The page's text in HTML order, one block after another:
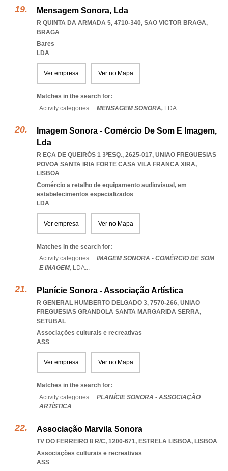
Mensagem Sonora, Lda
R QUINTA DA ARMADA 5, 4710-340, SAO VICTOR BRAGA,
BRAGA
Bares
LDA
Ver empresa Ver no Mapa
Matches in the search for:
Activity categories: ...MENSAGEM SONORA, LDA...
Imagem Sonora - Comércio De Som E Imagem,
Lda
R EÇA DE QUEIRÓS 1 3ºESQ., 2625-017, UNIAO FREGUESIAS
POVOA SANTA IRIA FORTE CASA VILA FRANCA XIRA,
LISBOA
Comércio a retalho de equipamento audiovisual, em
estabelecimentos especializados
LDA
Ver empresa Ver no Mapa
Matches in the search for:
Activity categories: ...IMAGEM SONORA - COMÉRCIO DE SOM
E IMAGEM, LDA...
Planície Sonora - Associação Artística
R GENERAL HUMBERTO DELGADO 3, 7570-266, UNIAO
FREGUESIAS GRANDOLA SANTA MARGARIDA SERRA,
SETUBAL
Associações culturais e recreativas
ASS
Ver empresa Ver no Mapa
Matches in the search for:
Activity categories: ...PLANÍCIE SONORA - ASSOCIAÇÃO
ARTÍSTICA...
Associação Marvila Sonora
TV DO FERREIRO 8 R/C, 1200-671, ESTRELA LISBOA, LISBOA
Associações culturais e recreativas
ASS